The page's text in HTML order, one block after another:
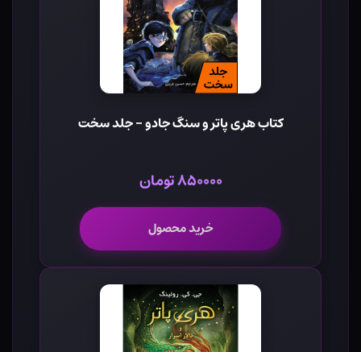
کتاب هری پاتر و سنگ جادو - جلد سخت
۸۵۰۰۰۰ تومان
خرید محصول